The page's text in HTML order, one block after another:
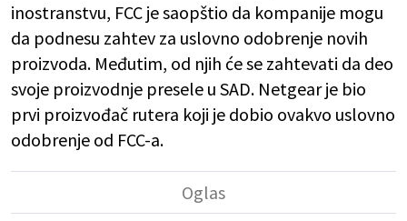
inostranstvu, FCC je saopštio da kompanije mogu
da podnesu zahtev za uslovno odobrenje novih
proizvoda. Međutim, od njih će se zahtevati da deo
svoje proizvodnje presele u SAD. Netgear je bio
prvi proizvođač rutera koji je dobio ovakvo uslovno
odobrenje od FCC-a.